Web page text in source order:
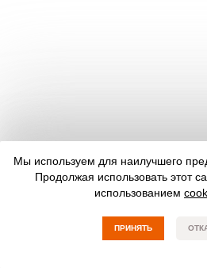
Мы используем для наилучшего
Продолжая использовать этот
использованием
ПРИНЯТЬ